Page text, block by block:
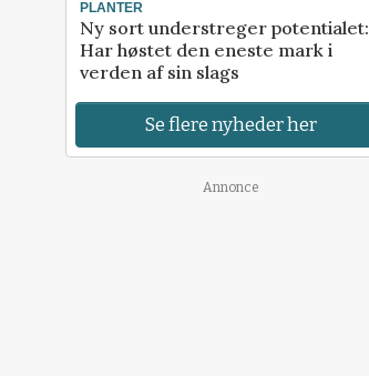
PLANTER
Ny sort understreger potentialet:
Har høstet den eneste mark i
verden af sin slags
Se flere nyheder her
Annonce